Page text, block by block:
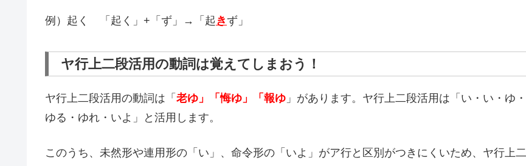
例）起く 「起く」+「ず」→「起 きず」
ヤ行上二段活用の動詞は覚えてしまおう！
ヤ行上二段活用の動詞は「 老ゆ」「悔ゆ」「報ゆ 」があります。ヤ行上二段活用は「い・い・ゆ・
ゆる・ゆれ・いよ」と活用します。
このうち、未然形や連用形の「い」、命令形の「いよ」がア行と区別がつきにくいため、ヤ行上二